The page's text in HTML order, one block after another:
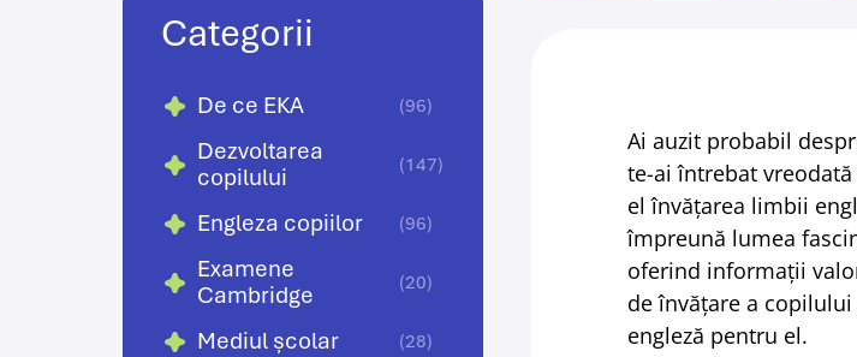
Categorii
De ce EKA (96)
Dezvoltarea
copilului
(147)
Engleza copiilor (96)
Examene
Cambridge
(20)
Mediul școlar (28)
Ai auzit probabil
te-ai întrebat
el învățarea limbii
împreună lumea
oferind informații
de învățare a
engleză pentru el.